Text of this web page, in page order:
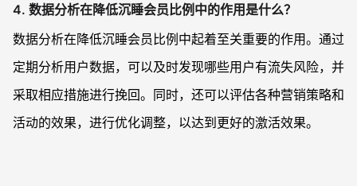
4. 数据分析在降低沉睡会员比例中的作用是什么？
数据分析在降低沉睡会员比例中起着至关重要的作用。通过
定期分析用户数据，可以及时发现哪些用户有流失风险，并
采取相应措施进行挽回。同时，还可以评估各种营销策略和
活动的效果，进行优化调整，以达到更好的激活效果。